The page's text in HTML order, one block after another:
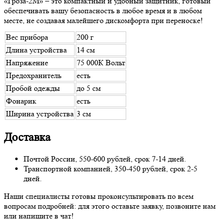
обеспечивать вашу безопасность в любое время и в любом
месте, не создавая малейшего дискомфорта при переноске!
Вес прибора
200 г
Длина устройства
14 см
Напряжение
75 000К Вольт
Предохранитель
есть
Пробой одежды
до 5 см
Фонарик
есть
Ширина устройства 3 см
Доставка
Почтой России, 550-600 рублей, срок 7-14 дней.
Транспортной компанией, 350-450 рублей, срок 2-5
дней.
Наши специалисты готовы проконсультировать по всем
вопросам подробней: для этого оставьте заявку, позвоните нам
или напишите в чат!